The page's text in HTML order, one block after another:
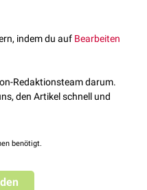
Äste. Die Arterien, die am
werden als Arteriae marginales
indem du auf Bearbeiten
Redaktionsteam darum.
den Artikel schnell und
benötigt.